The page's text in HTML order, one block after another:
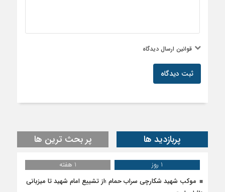
قوانین ارسال دیدگاه
ثبت دیدگاه
پربازدید ها پر بحث ترین ها
1 روز
1 هفته
موکب شهید شکارچی سراب حمام ؛از تشییع امام شهید تا میزبانی